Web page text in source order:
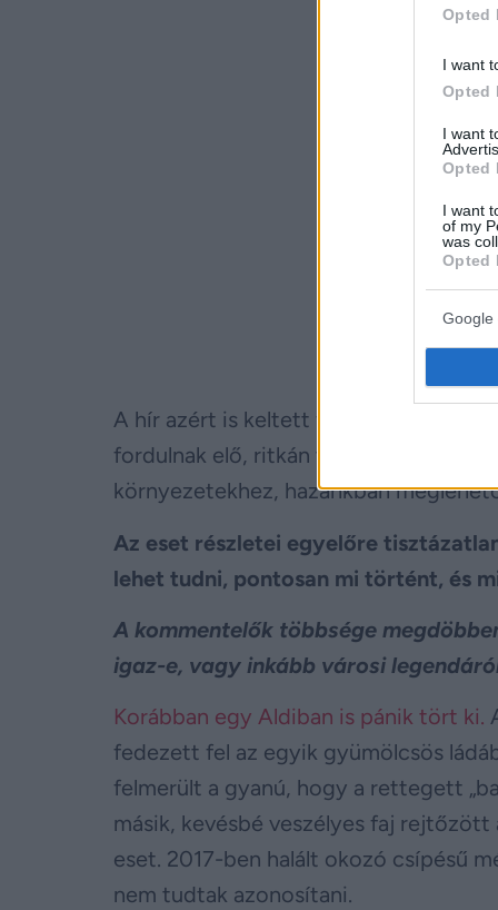
Opted
I want
Opted
I want
Opted
I want
of my
was
Opted
Google
A hír azért is keltett feltűnést, mert a
fordulnak elő, ritkán találkozni velük
környezetekhez, hazánkban
Az eset részletei egyelőre
lehet tudni, pontosan mi történt, és
A kommentelők többsége
igaz-e, vagy inkább városi
Korábban egy Aldiban is pánik tört ki.
fedezett fel az egyik gyümölcsös
felmerült a gyanú, hogy a rettegett
másik, kevésbé veszélyes faj
eset. 2017-ben halált okozó csípésű
nem tudtak azonosítani.